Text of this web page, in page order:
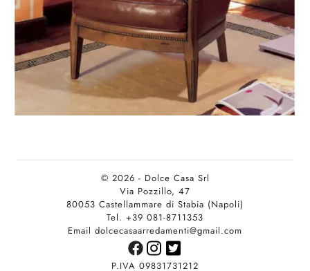
© 2026 - Dolce Casa Srl
Via Pozzillo, 47
80053 Castellammare di Stabia (Napoli)
Tel. +39 081-8711353
Email dolcecasaarredamenti@gmail.com
P.IVA 09831731212